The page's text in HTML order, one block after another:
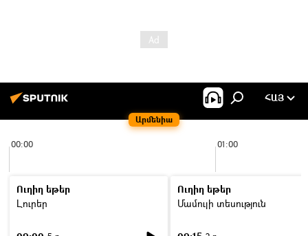
Արմենիա
ՀԱՅ
00:00 01:00
Ուղիղ եթեր
Լուրեր
Ուղիղ եթեր
Մամուլի տեսություն